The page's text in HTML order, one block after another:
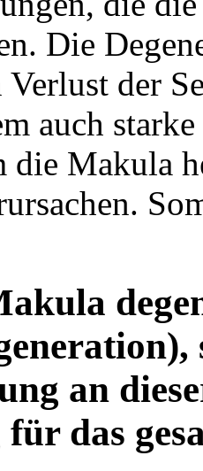
Die
der
auch
die Makula
an
das